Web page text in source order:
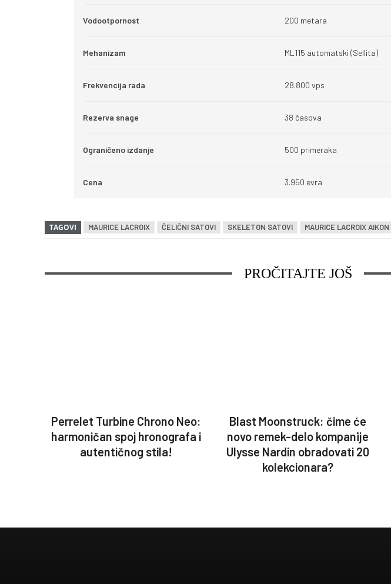
Vodootpornost 200 metara
Mehanizam ML115 automatski (Sellita)
Frekvencija rada 28.800 vps
Rezerva snage 38 časova
Ograničeno izdanje 500 primeraka
Cena 3.950 evra
TAGOVI MAURICE LACROIX ČELIČNI SATOVI SKELETON SATOVI MAURICE LACROIX AIKON
PROČITAJTE JOŠ
Perrelet Turbine Chrono Neo:
harmoničan spoj hronografa i
autentičnog stila!
Blast Moonstruck: čime će
novo remek-delo kompanije
Ulysse Nardin obradovati 20
kolekcionara?